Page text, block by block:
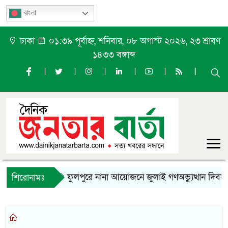
বাংলা
ঢাকা
০১:৩৯ পূর্বাহ্ন, শনিবার, ০৮ অগাস্ট ২০২৬, ২৩ শ্রাবণ
১৪৩৩ বঙ্গাব্দ
শিরোনামঃ ফুলপুরে নানা আয়োজনে জুলাই গণঅভ্যুত্থান দিবস